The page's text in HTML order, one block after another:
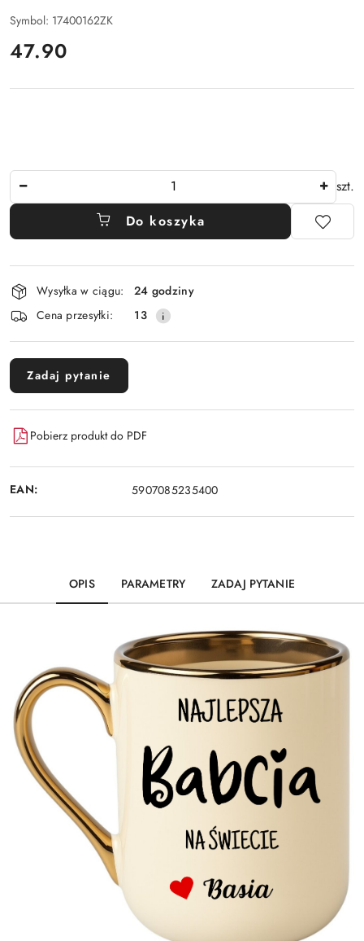
Symbol: 17400162ZK
cena:
47.90
szt.
Do koszyka
Dostępność
i
dostawa
Wysyłka w ciągu:
24 godziny
Cena przesyłki:
13
Zadaj pytanie
Pobierz produkt do PDF
EAN: 5907085235400
OPIS PARAMETRY ZADAJ PYTANIE